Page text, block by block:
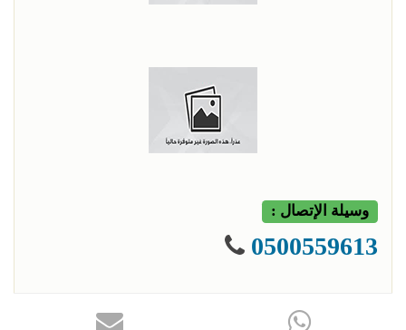
وسيلة الإتصال :
0500559613